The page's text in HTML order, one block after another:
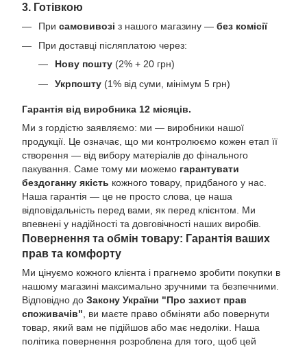
3. Готівкою
При самовивозі з нашого магазину — без комісії
При доставці післяплатою через:
Нову пошту (2% + 20 грн)
Укрпошту (1% від суми, мінімум 5 грн)
Гарантія від виробника 12 місяців.
Ми з гордістю заявляємо: ми — виробники нашої
продукції. Це означає, що ми контролюємо кожен етап її
створення — від вибору матеріалів до фінального
пакування. Саме тому ми можемо гарантувати
бездоганну якість кожного товару, придбаного у нас.
Наша гарантія — це не просто слова, це наша
відповідальність перед вами, як перед клієнтом. Ми
впевнені у надійності та довговічності наших виробів.
Повернення та обмін товару: Гарантія ваших
прав та комфорту
Ми цінуємо кожного клієнта і прагнемо зробити покупки в
нашому магазині максимально зручними та безпечними.
Відповідно до Закону України "Про захист прав
споживачів" , ви маєте право обміняти або повернути
товар, який вам не підійшов або має недоліки. Наша
політика повернення розроблена для того, щоб цей